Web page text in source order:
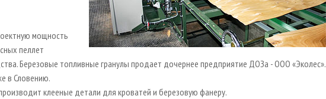
мощность
пеллет
Березовые топливные гранулы продает дочернее предприятие ДОЗа - ООО «Эколес».
в Словению.
клееные детали для кроватей и березовую фанеру.